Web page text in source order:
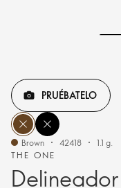
THE ONE
PRUÉBATELO
Brown 42418 1.1 g.